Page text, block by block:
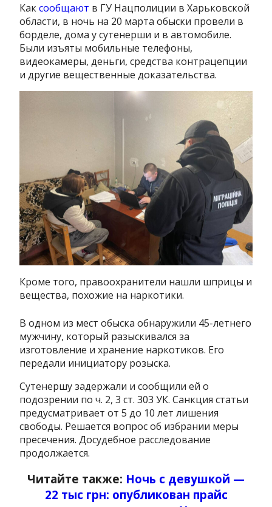
Каксообщают в ГУ Нацполиции в Харьковской
области, в ночь на 20 марта обыски провели в
борделе, дома у сутенерши и в автомобиле.
Были изъяты мобильные телефоны,
видеокамеры, деньги, средства контрацепции
и другие вещественные доказательства.
Кроме того, правоохранители нашли шприцы и
вещества, похожие на наркотики.
В одном из мест обыска обнаружили 45-летнего
мужчину, который разыскивался за
изготовление и хранение наркотиков. Его
передали инициатору розыска.
Сутенершу задержали и сообщили ей о
подозрении по ч. 2, 3 ст. 303 УК. Санкция статьи
предусматривает от 5 до 10 лет лишения
свободы. Решается вопрос об избрании меры
пресечения. Досудебное расследование
продолжается.
Читайте также: Ночь с девушкой —
22 тыс грн: опубликован прайс